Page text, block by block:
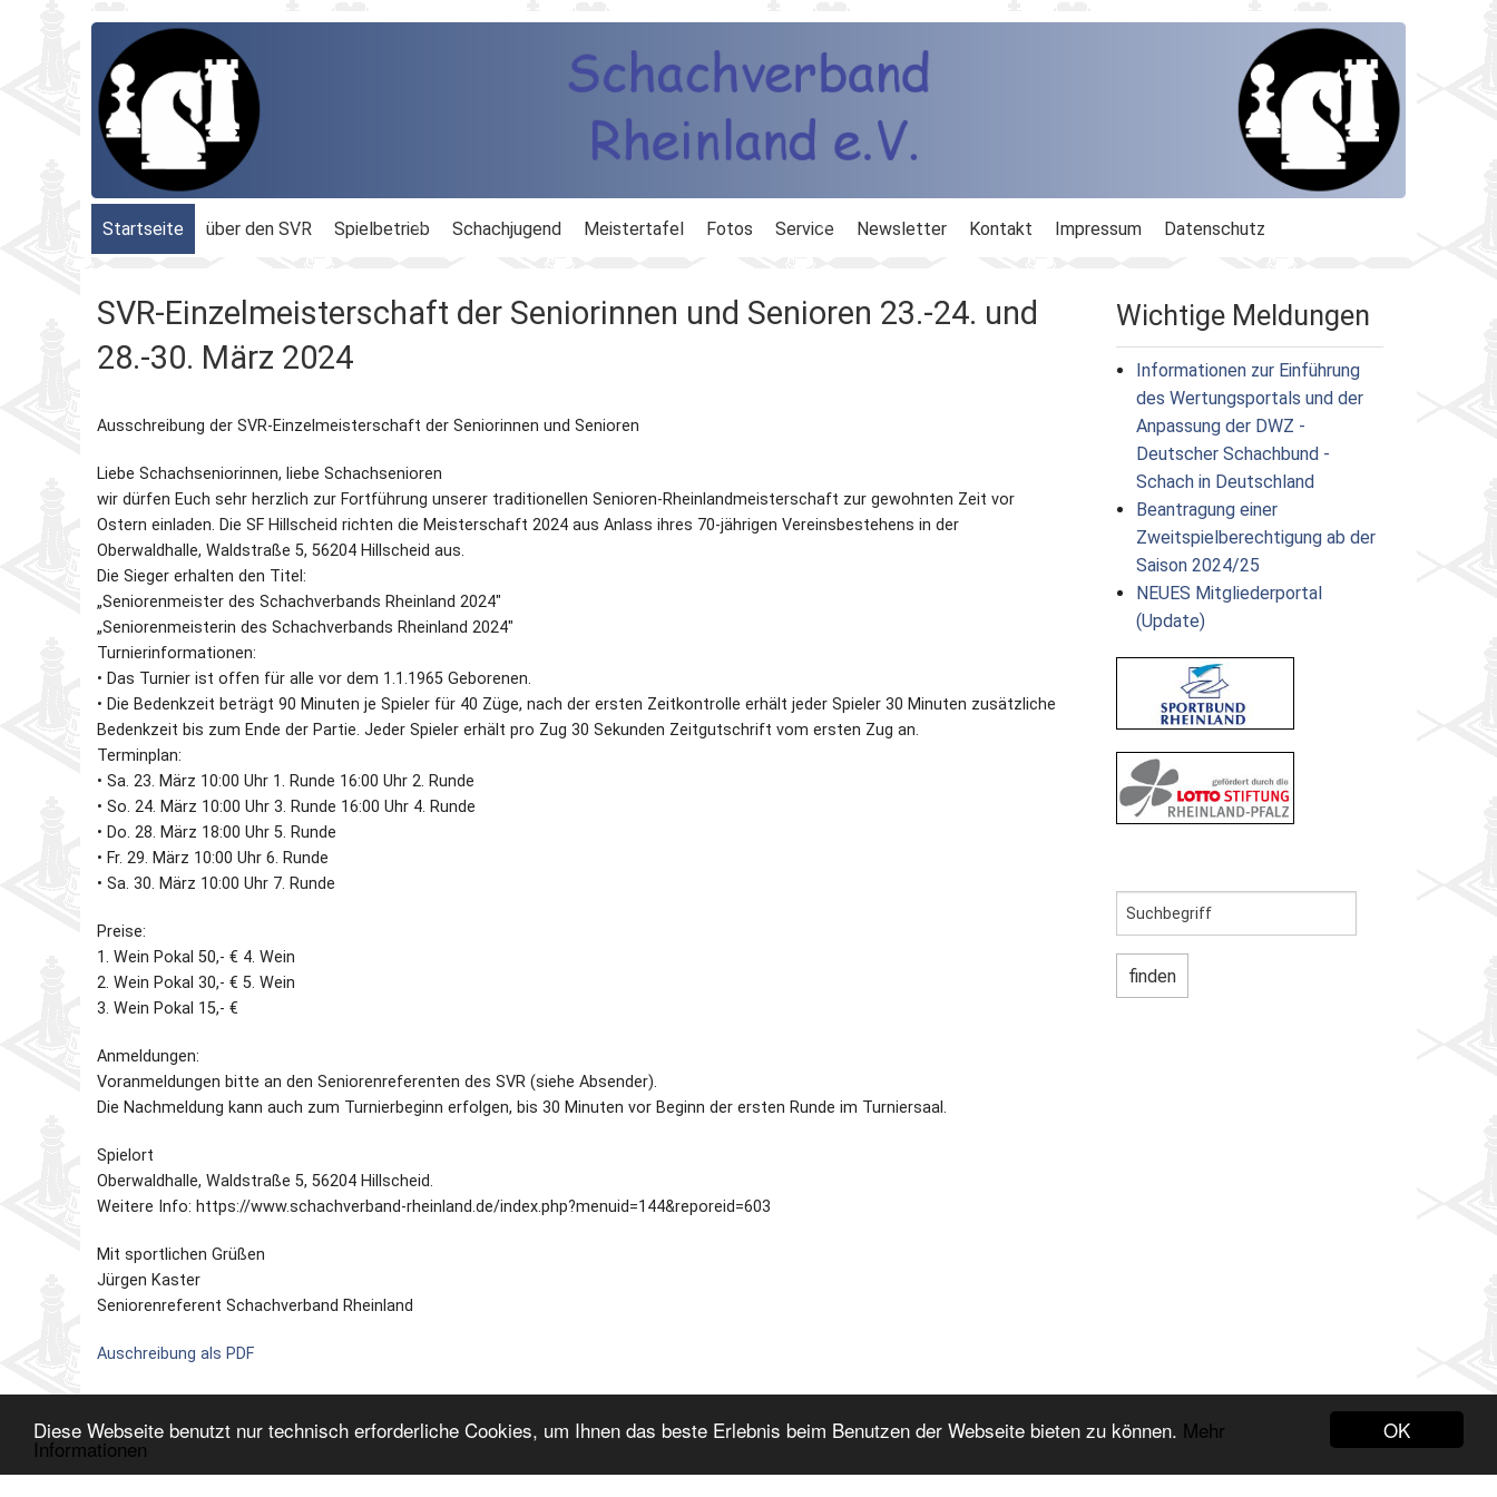
OK
Diese Webseite benutzt nur technisch erforderliche Cookies, um Ihnen das beste Erlebnis beim Benutzen der Webseite bieten zu können. Mehr
Informationen
Startseite über den SVR
Ehrenmitglieder
Schiedsgericht
Protokolle
Partner
Spielbetrieb
Einzel-M.
Schnellschach-E.
Senioren-MM
Schachjugend Meistertafel Fotos Service
Formulare
Newsletter Kontakt Impressum Datenschutz
SVR-Einzelmeisterschaft der Seniorinnen und Senioren 23.-24. und
28.-30. März 2024
Ausschreibung der SVR-Einzelmeisterschaft der Seniorinnen und Senioren
Liebe Schachseniorinnen, liebe Schachsenioren
wir dürfen Euch sehr herzlich zur Fortführung unserer traditionellen Senioren-Rheinlandmeisterschaft zur gewohnten Zeit vor
Ostern einladen. Die SF Hillscheid richten die Meisterschaft 2024 aus Anlass ihres 70-jährigen Vereinsbestehens in der
Oberwaldhalle, Waldstraße 5, 56204 Hillscheid aus.
Die Sieger erhalten den Titel:
„Seniorenmeister des Schachverbands Rheinland 2024"
„Seniorenmeisterin des Schachverbands Rheinland 2024"
Turnierinformationen:
• Das Turnier ist offen für alle vor dem 1.1.1965 Geborenen.
• Die Bedenkzeit beträgt 90 Minuten je Spieler für 40 Züge, nach der ersten Zeitkontrolle erhält jeder Spieler 30 Minuten zusätzliche
Bedenkzeit bis zum Ende der Partie. Jeder Spieler erhält pro Zug 30 Sekunden Zeitgutschrift vom ersten Zug an.
Terminplan:
• Sa. 23. März 10:00 Uhr 1. Runde 16:00 Uhr 2. Runde
• So. 24. März 10:00 Uhr 3. Runde 16:00 Uhr 4. Runde
• Do. 28. März 18:00 Uhr 5. Runde
• Fr. 29. März 10:00 Uhr 6. Runde
• Sa. 30. März 10:00 Uhr 7. Runde
Preise:
1. Wein Pokal 50,- € 4. Wein
2. Wein Pokal 30,- € 5. Wein
3. Wein Pokal 15,- €
Anmeldungen:
Voranmeldungen bitte an den Seniorenreferenten des SVR (siehe Absender).
Die Nachmeldung kann auch zum Turnierbeginn erfolgen, bis 30 Minuten vor Beginn der ersten Runde im Turniersaal.
Spielort
Oberwaldhalle, Waldstraße 5, 56204 Hillscheid.
Weitere Info: https://www.schachverband-rheinland.de/index.php?menuid=144&reporeid=603
Mit sportlichen Grüßen
Jürgen Kaster
Seniorenreferent Schachverband Rheinland
Auschreibung als PDF
Wichtige Meldungen
Informationen zur Einführung
des Wertungsportals und der
Anpassung der DWZ -
Deutscher Schachbund -
Schach in Deutschland
Beantragung einer
Zweitspielberechtigung ab der
Saison 2024/25
NEUES Mitgliederportal
(Update)